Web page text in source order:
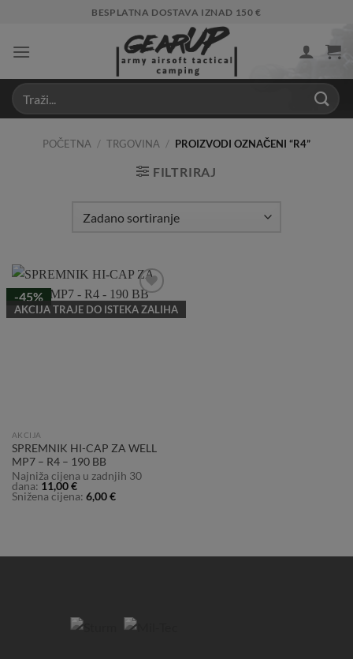
content
BESPLATNA DOSTAVA IZNAD 150 €
POČETNA / TRGOVINA / PROIZVODI OZNAČENI “R4”
FILTRIRAJ
-45%
AKCIJA TRAJE DO ISTEKA ZALIHA
Add to
Wishlist
AKCIJA
SPREMNIK HI-CAP ZA WELL
MP7 – R4 – 190 BB
Najniža cijena u zadnjih 30
dana: 11,00€
Snižena cijena: 6,00€